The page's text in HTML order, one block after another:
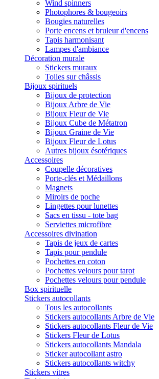
Wind spinners
Photophores & bougeoirs
Bougies naturelles
Porte encens et bruleur d'encens
Tapis harmonisant
Lampes d'ambiance
Décoration murale
Stickers muraux
Toiles sur châssis
Bijoux spirituels
Bijoux de protection
Bijoux Arbre de Vie
Bijoux Fleur de Vie
Bijoux Cube de Métatron
Bijoux Graine de Vie
Bijoux Fleur de Lotus
Autres bijoux ésotériques
Accessoires
Coupelle décoratives
Porte-clés et Médaillons
Magnets
Miroirs de poche
Lingettes pour lunettes
Sacs en tissu - tote bag
Serviettes microfibre
Accessoires divination
Tapis de jeux de cartes
Tapis pour pendule
Pochettes en coton
Pochettes velours pour tarot
Pochettes velours pour pendule
Box spirituelle
Stickers autocollants
Tous les autocollants
Stickers autocollants Arbre de Vie
Stickers autocollants Fleur de Vie
Stickers Fleur de Lotus
Stickers autocollants Mandala
Sticker autocollant astro
Stickers autocollants witchy
Stickers vitres